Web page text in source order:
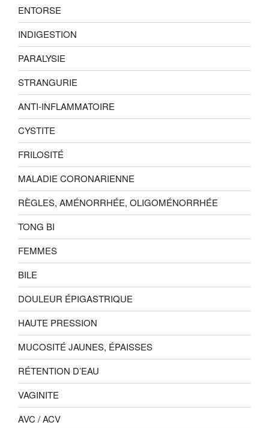
ENTORSE
INDIGESTION
PARALYSIE
STRANGURIE
ANTI-INFLAMMATOIRE
CYSTITE
FRILOSITÉ
MALADIE CORONARIENNE
RÈGLES, AMÉNORRHÉE, OLIGOMÉNORRHÉE
TONG BI
FEMMES
BILE
DOULEUR ÉPIGASTRIQUE
HAUTE PRESSION
MUCOSITÉ JAUNES, ÉPAISSES
RÉTENTION D’EAU
VAGINITE
AVC / ACV